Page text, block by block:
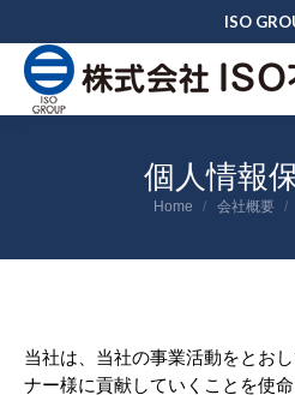
ISO
個人情報
You are here:
Home 会社概要
当社は、当社の事業活動をとお
ナー様に貢献していくことを使